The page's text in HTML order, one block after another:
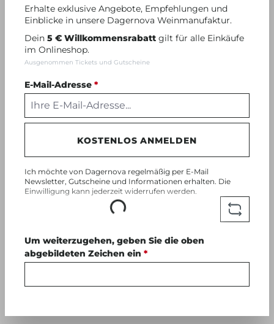
0.5 l
Erhalte exklusive Angebote, Empfehlungen und
Einblicke in unsere Dagernova Weinmanufaktur.
Dein 5 € Willkommensrabatt gilt für alle Einkäufe
im Onlineshop.
Ausgenommen Tickets und Gutscheine
E-Mail-Adresse *
KOSTENLOS ANMELDEN
Ich möchte von Dagernova regelmäßig per E-Mail
Newsletter, Gutscheine und Informationen erhalten. Die
Einwilligung kann jederzeit widerrufen werden.
Loading...
Um weiterzugehen, geben Sie die oben
abgebildeten Zeichen ein *